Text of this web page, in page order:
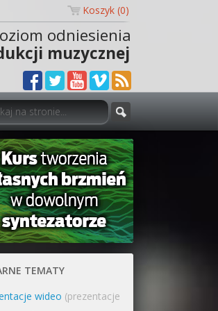
Koszyk (0)
odniesienia
muzycznej
TEMATY
wideo (prezentacje